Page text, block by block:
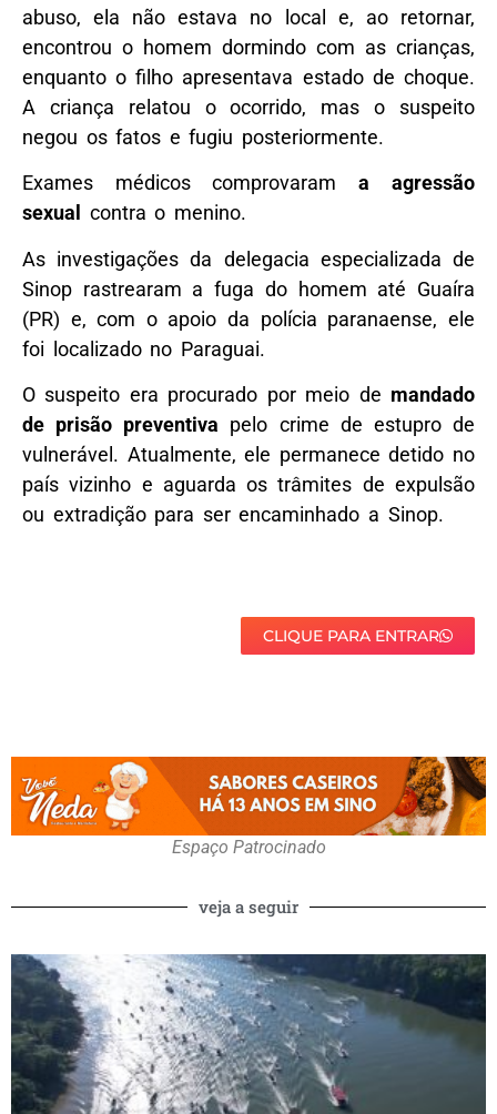
abuso, ela não estava no local e, ao retornar,
encontrou o homem dormindo com as crianças,
enquanto o filho apresentava estado de choque.
A criança relatou o ocorrido, mas o suspeito
negou os fatos e fugiu posteriormente.
Exames médicos comprovarama agressão
sexual
contra o menino.
As investigações da delegacia especializada de
Sinop rastrearam a fuga do homem até Guaíra
(PR) e, com o apoio da polícia paranaense, ele
foi localizado no Paraguai.
O suspeito era procurado por meio de mandado
de prisão preventiva pelo crime de estupro de
vulnerável. Atualmente, ele permanece detido no
país vizinho e aguarda os trâmites de expulsão
ou extradição para ser encaminhado a Sinop.
CLIQUE PARA ENTRAR
Espaço Patrocinado
veja a seguir